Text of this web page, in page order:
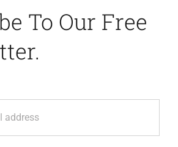
To Our Free